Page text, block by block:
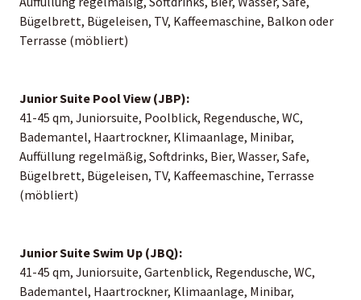
Bügelbrett, Bügeleisen, TV, Kaffeemaschine, Balkon oder
Terrasse (möbliert)
Junior Suite Pool View (JBP):
41-45 qm, Juniorsuite, Poolblick, Regendusche, WC,
Bademantel, Haartrockner, Klimaanlage, Minibar,
Auffüllung regelmäßig, Softdrinks, Bier, Wasser, Safe,
Bügelbrett, Bügeleisen, TV, Kaffeemaschine, Terrasse
(möbliert)
Junior Suite Swim Up (JBQ):
41-45 qm, Juniorsuite, Gartenblick, Regendusche, WC,
Bademantel, Haartrockner, Klimaanlage, Minibar,